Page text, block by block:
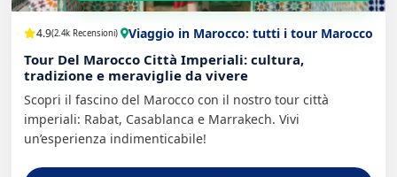
4.9(2.4k Recensioni) Viaggio in Marocco: tutti i tour Marocco
Tour Del Marocco Città Imperiali: cultura,
tradizione e meraviglie da vivere
Scopri il fascino del Marocco con il nostro tour città
imperiali: Rabat, Casablanca e Marrakech. Vivi
un’esperienza indimenticabile!